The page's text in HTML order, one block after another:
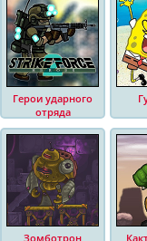
Герои ударного
отряда
Зомботрон